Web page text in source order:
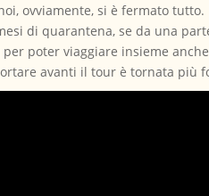
ovviamente, si è fermato tutto.
di quarantena, se da una
poter viaggiare insieme
avanti il tour è tornata più